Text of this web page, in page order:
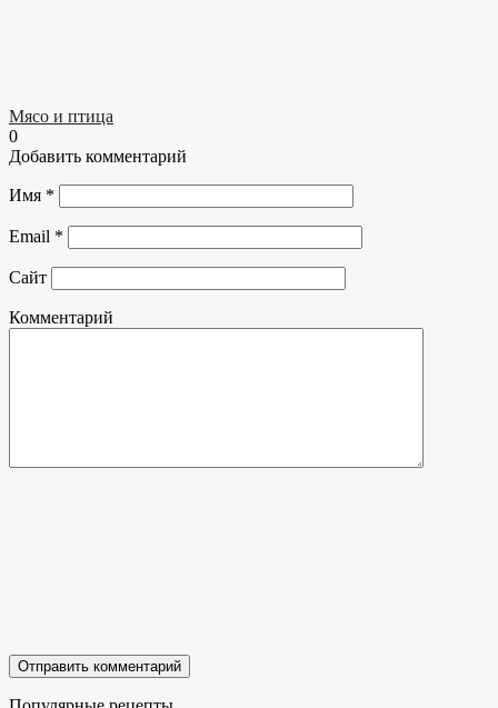
Мясо и птица
0
Добавить комментарий
Имя *
Email *
Сайт
Комментарий